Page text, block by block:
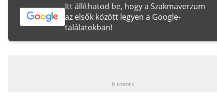
Itt állíthatod be, hogy a Szakmaverzum
az elsők között legyen a Google-
találatokban!
hirdetés